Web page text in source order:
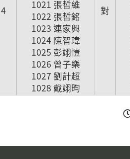
4
1021 張哲維
1022 張哲銘
1023 連家興
1024 陳智瑋
1025 彭翊愷
1026 曾子樂
1027 劉計超
1028 戴翊昀
對